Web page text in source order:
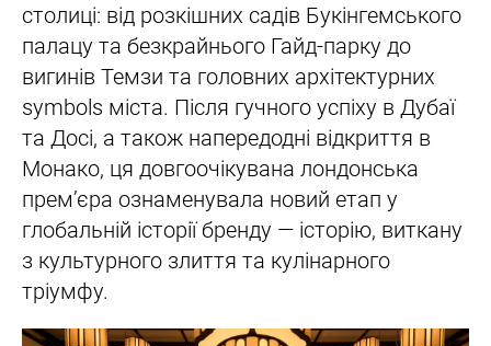
столиці: від розкішних садів Букінгемського
палацу та безкрайнього Гайд-парку до
вигинів Темзи та головних архітектурних
symbols міста. Після гучного успіху в Дубаї
та Досі, а також напередодні відкриття в
Монако, ця довгоочікувана лондонська
прем’єра ознаменувала новий етап у
глобальній історії бренду — історію, виткану
з культурного злиття та кулінарного
тріумфу.